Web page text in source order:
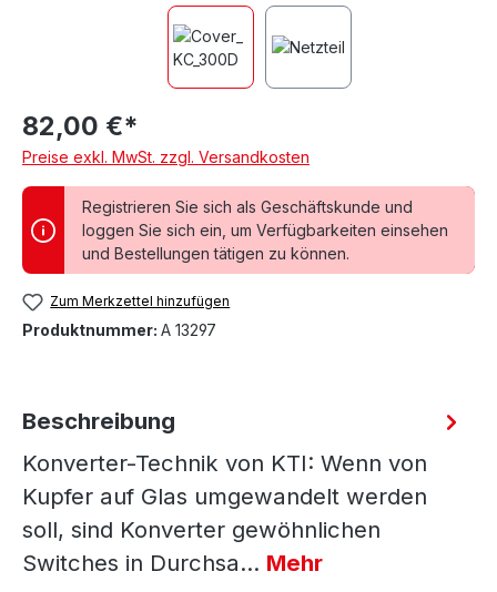
82,00 €*
Preise exkl. MwSt. zzgl. Versandkosten
Registrieren Sie sich als Geschäftskunde und
loggen Sie sich ein, um Verfügbarkeiten einsehen
und Bestellungen tätigen zu können.
Zum Merkzettel hinzufügen
Produktnummer: A 13297
Beschreibung
Konverter-Technik von KTI: Wenn von
Kupfer auf Glas umgewandelt werden
soll, sind Konverter gewöhnlichen
Switches in Durchsa… Mehr